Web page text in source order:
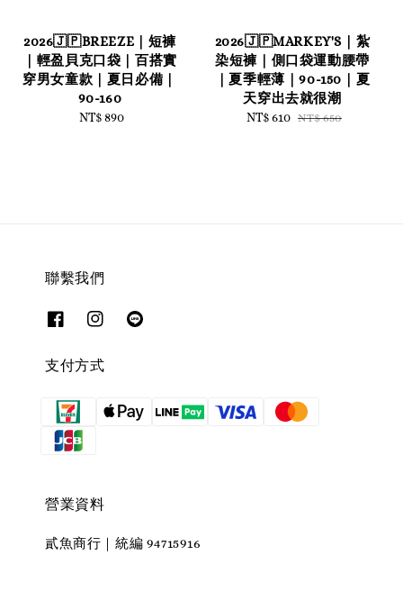
2026🇯🇵BREEZE｜短褲
｜輕盈貝克口袋｜百搭實
穿男女童款｜夏日必備｜
90-160
Regular
NT$ 890
2026🇯🇵MARKEY'S｜紮
染短褲｜側口袋運動腰帶
｜夏季輕薄｜90-150｜夏
天穿出去就很潮
Sale
NT$ 610 Regular
NT$ 650
聯繫我們
支付方式
營業資料
貳魚商行｜統編 94715916